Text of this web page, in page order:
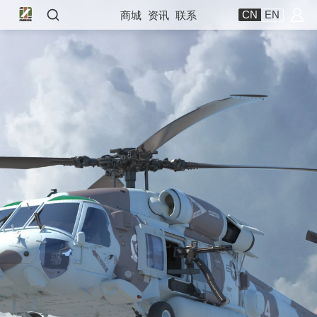
商城 资讯 联系 CN EN